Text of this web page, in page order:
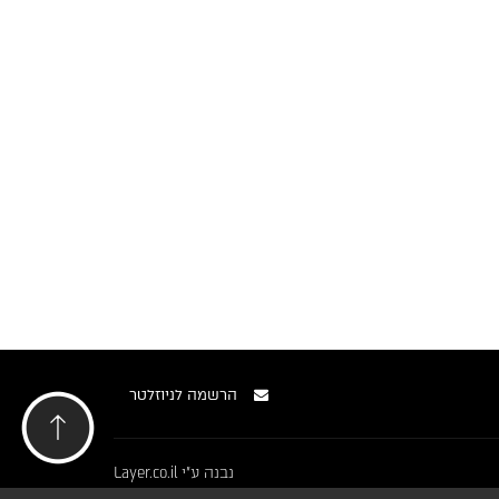
הרשמה לניוזלטר
נבנה ע"יLayer.co.il